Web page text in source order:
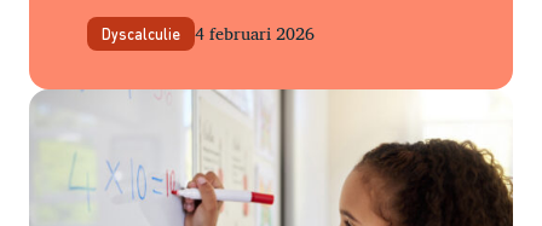
Dyscalculie 4 februari 2026